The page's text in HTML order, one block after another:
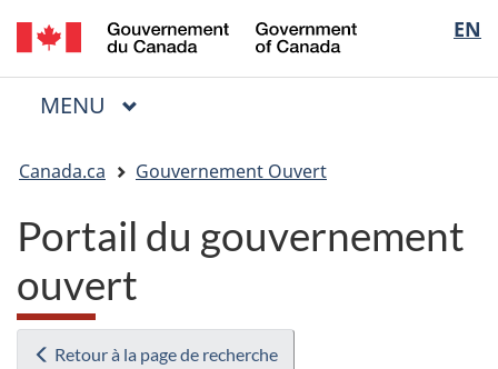
Passer
au
contenu
Passer
à
« Au
Passer
à
la
EN
of
Menu
MENU PRINCIPAL
êtes
ici
Canada.ca Gouvernement Ouvert
Portail du gouvernement
ouvert
Retour à la page de recherche